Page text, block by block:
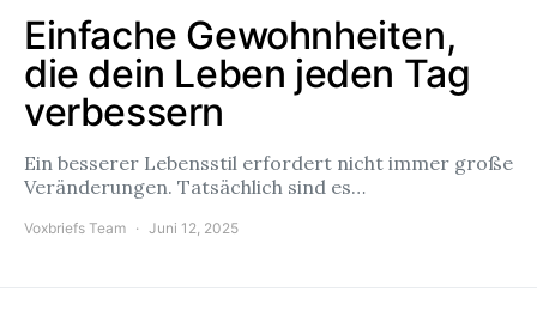
Einfache Gewohnheiten,
die dein Leben jeden Tag
verbessern
Ein besserer Lebensstil erfordert nicht immer große
Veränderungen. Tatsächlich sind es…
Voxbriefs Team Juni 12, 2025